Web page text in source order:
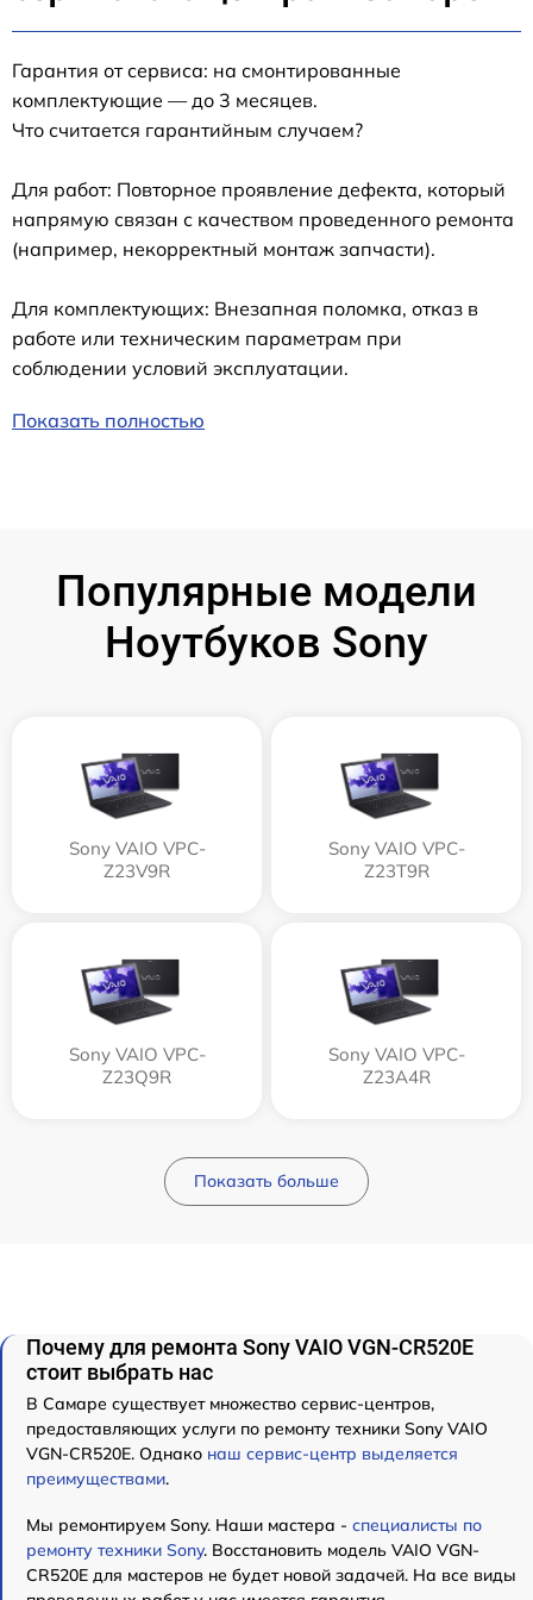
Гарантия от сервиса: на смонтированные
комплектующие — до 3 месяцев.
Что считается гарантийным случаем?
Для работ: Повторное проявление дефекта, который
напрямую связан с качеством проведенного ремонта
(например, некорректный монтаж запчасти).
Для комплектующих: Внезапная поломка, отказ в
работе или техническим параметрам при
соблюдении условий эксплуатации.
Показать полностью
Популярные модели
Ноутбуков Sony
Sony VAIO VPC-
Z23V9R
Sony VAIO VPC-
Z23T9R
Sony VAIO VPC-
Z23Q9R
Sony VAIO VPC-
Z23A4R
Показать больше
Почему для ремонта Sony VAIO VGN-CR520E
стоит выбрать нас
В Самаре существует множество сервис-центров,
предоставляющих услуги по ремонту техники Sony VAIO
VGN-CR520E. Однако наш сервис-центр выделяется
преимуществами.
Мы ремонтируем Sony. Наши мастера - специалисты по
ремонту техники Sony. Восстановить модель VAIO VGN-
CR520E для мастеров не будет новой задачей. На все виды